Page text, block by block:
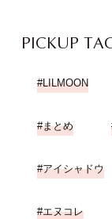
PICKUP
LILMOON
まとめ
アイシャドウ
エヌコレ